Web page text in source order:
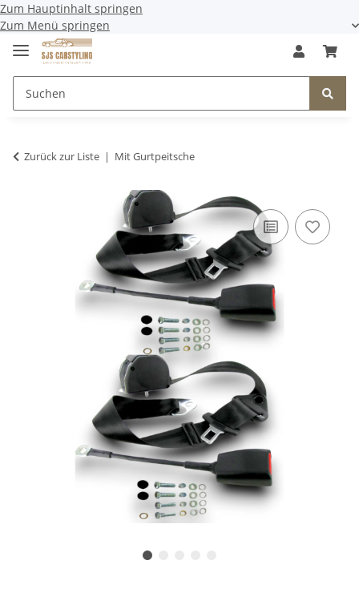
Zum Hauptinhalt springen
Zum Menü springen
Zurück zur Liste Mit Gurtpeitsche